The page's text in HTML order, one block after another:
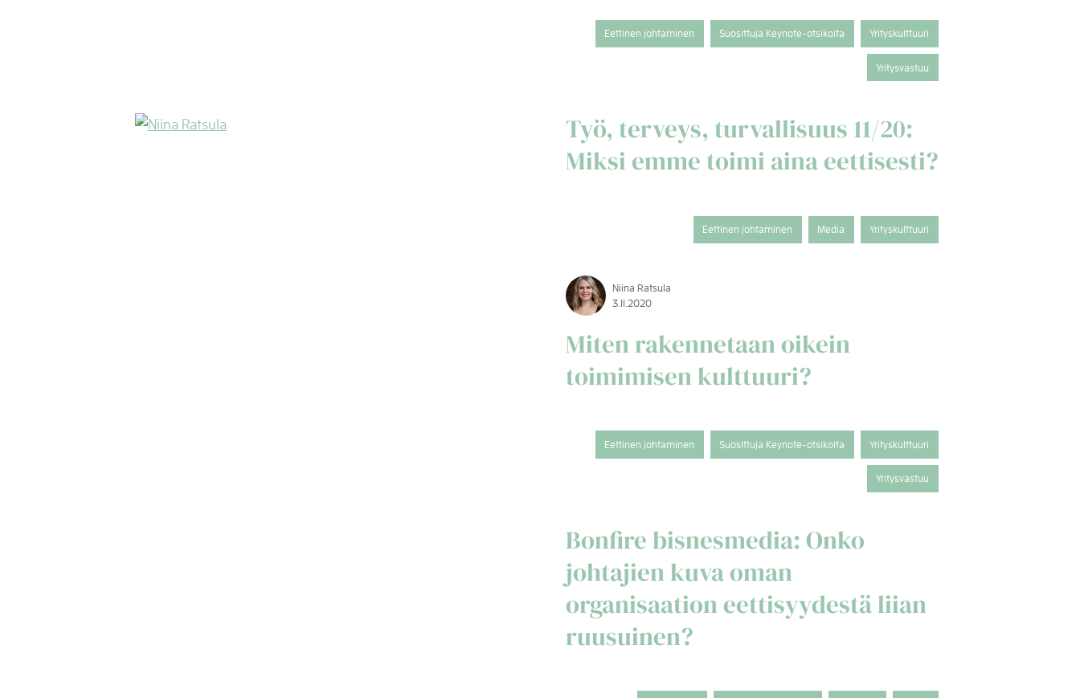
Eettinen johtaminen Suosittuja Keynote-otsikoita Yrityskulttuuri
Yritysvastuu
Työ, terveys, turvallisuus 11/20:
Miksi emme toimi aina eettisesti?
Eettinen johtaminen Media Yrityskulttuuri
Niina Ratsula
3.11.2020
Miten rakennetaan oikein
toimimisen kulttuuri?
Eettinen johtaminen Suosittuja Keynote-otsikoita Yrityskulttuuri
Yritysvastuu
Bonfire bisnesmedia: Onko
johtajien kuva oman
organisaation eettisyydestä liian
ruusuinen?